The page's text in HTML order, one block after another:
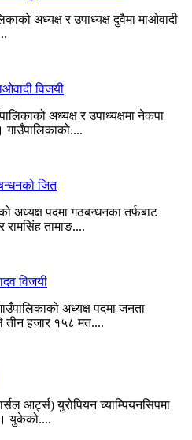
अध्यक्ष र उपाध्यक्ष दुवैमा माओवादी
विजयी
अध्यक्ष र उपाध्यक्षमा नेकपा
जित
अध्यक्ष पदमा गठबन्धनका तर्फबाट
रामसिंह तामाङ....
विजयी
अध्यक्ष पदमा जनता
तीन हजार १५८ मत....
आर्ट्स) युरोपियन च्याम्पियनसिपमा
युकेको....